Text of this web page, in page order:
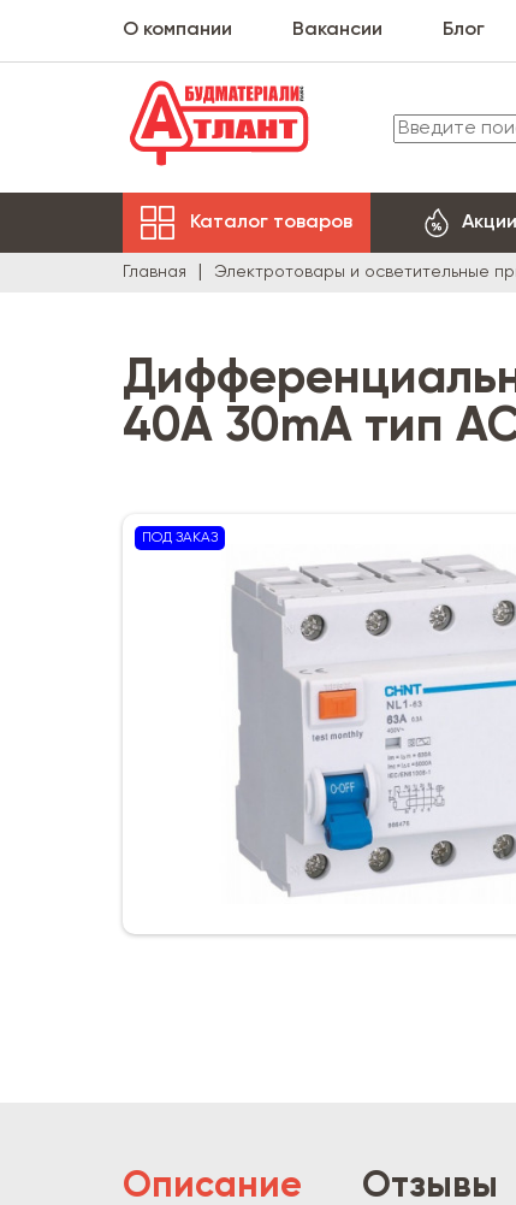
О компании Вакансии Блог
Каталог товаров Акции
Главная Электротовары и осветительные
40A 30mA тип
ПОД ЗАКАЗ
Описание Отзывы